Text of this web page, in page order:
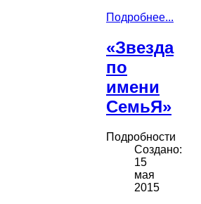
Подробнее...
«Звезда
по
имени
СемьЯ»
Подробности
Создано:
15
мая
2015